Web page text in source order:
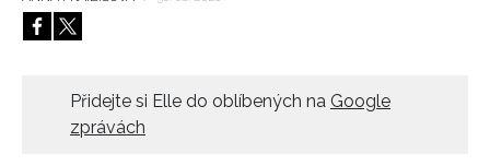
HOME
Přidejte si Elle do oblíbených na Google
zprávách